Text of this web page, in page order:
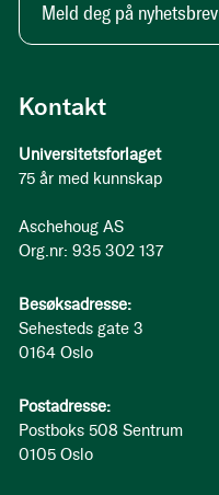
Kontakt
Universitetsforlaget
75 år med kunnskap
Aschehoug AS
Org.nr: 935 302 137
Besøksadresse:
Sehesteds gate 3
0164 Oslo
Postadresse:
Postboks 508 Sentrum
0105 Oslo
Meld deg på nyhetsbrev